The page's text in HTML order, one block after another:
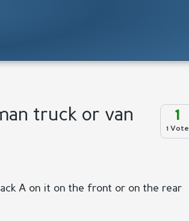
1
1 Vote
truck or van
A on it on the front or on the rear